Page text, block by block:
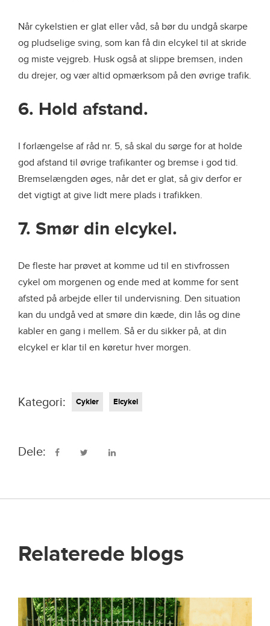
Når cykelstien er glat eller våd, så bør du undgå skarpe
og pludselige sving, som kan få din elcykel til at skride
og miste vejgreb. Husk også at slippe bremsen, inden
du drejer, og vær altid opmærksom på den øvrige trafik.
6. Hold afstand.
I forlængelse af råd nr. 5, så skal du sørge for at holde
god afstand til øvrige trafikanter og bremse i god tid.
Bremselængden øges, når det er glat, så giv derfor er
det vigtigt at give lidt mere plads i trafikken.
7. Smør din elcykel.
De fleste har prøvet at komme ud til en stivfrossen
cykel om morgenen og ende med at komme for sent
afsted på arbejde eller til undervisning. Den situation
kan du undgå ved at smøre din kæde, din lås og dine
kabler en gang i mellem. Så er du sikker på, at din
elcykel er klar til en køretur hver morgen.
Kategori: Cykler Elcykel
Dele:
Relaterede blogs